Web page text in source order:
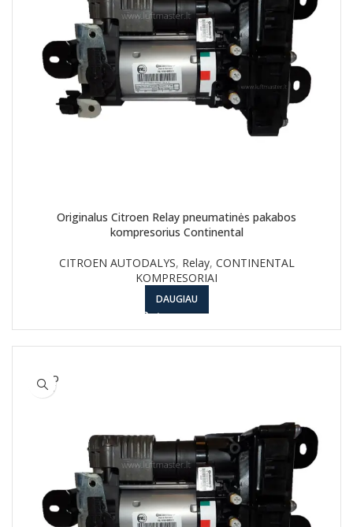
Originalus Citroen Relay pneumatinės pakabos
kompresorius Continental
CITROEN AUTODALYS, Relay, CONTINENTAL
KOMPRESORIAI
DAUGIAU
SOLD
OUT